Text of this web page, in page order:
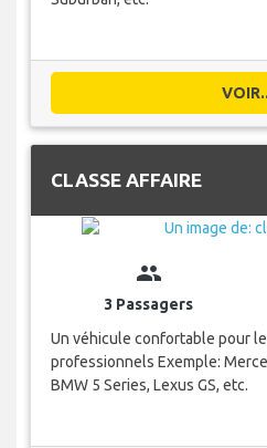
CLASSE AFFAIRE
group
3 Passagers
Un véhicule confortable pour
professionnels Exemple:
BMW 5 Series, Lexus GS, etc.